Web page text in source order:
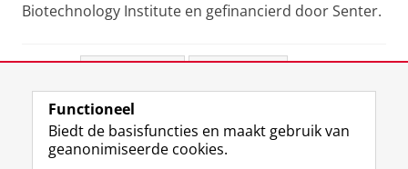
Biotechnology Institute en gefinancierd door Senter.
View this page in:English
Functioneel
Biedt de basisfuncties en maakt gebruik van
geanonimiseerde cookies.